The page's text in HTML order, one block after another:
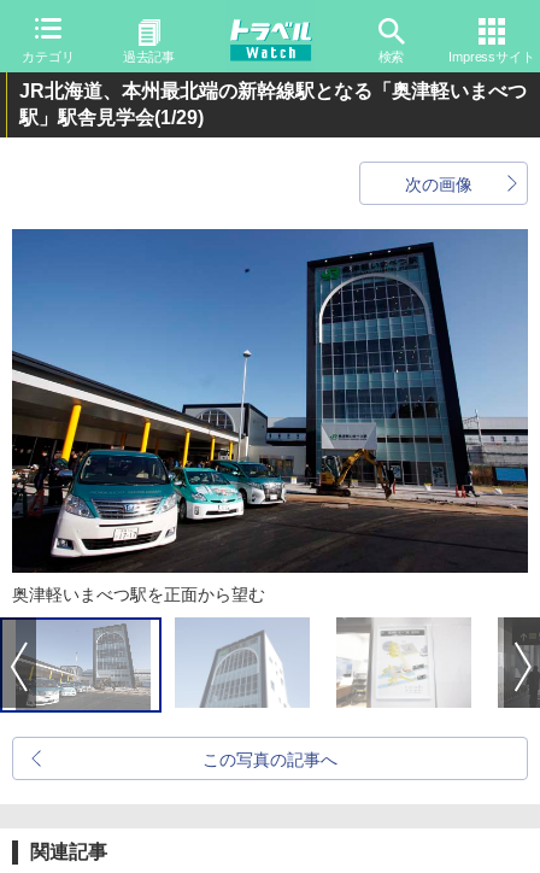
カテゴリ 過去記事 検索 Impressサイト
JR北海道、本州最北端の新幹線駅となる「奥津軽いまべつ
駅」駅舎見学会(1/29)
次の画像
奥津軽いまべつ駅を正面から望む
この写真の記事へ
関連記事